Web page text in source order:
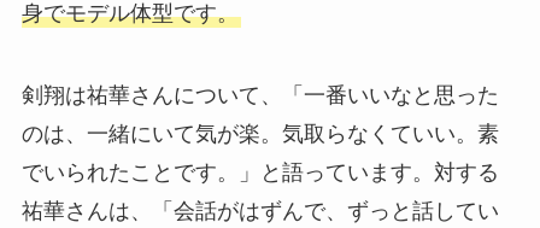
身でモデル体型です。
剣翔は祐華さんについて、「一番いいなと思った
のは、一緒にいて気が楽。気取らなくていい。素
でいられたことです。」と語っています。対する
祐華さんは、「会話がはずんで、ずっと話してい